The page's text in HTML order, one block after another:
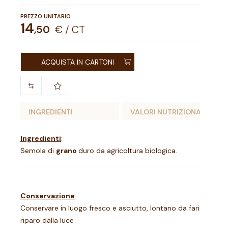
PREZZO UNITARIO
14,50 € / CT
ACQUISTA IN CARTONI
INGREDIENTI VALORI NUTRIZIONALI
Ingredienti:
Semola di grano duro da agricoltura biologica.
Conservazione:
Conservare in luogo fresco e asciutto, lontano da farine, riso
riparo dalla luce